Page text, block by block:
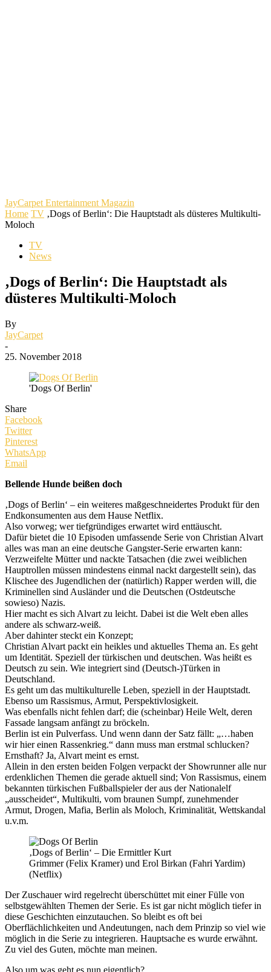
JayCarpet Entertainment Magazin
Home TV ‚Dogs of Berlin‘: Die Hauptstadt als düsteres Multikulti-
Moloch
TV
News
‚Dogs of Berlin‘: Die Hauptstadt als
düsteres Multikulti-Moloch
By
JayCarpet
-
25. November 2018
'Dogs Of Berlin'
Share
Facebook
Twitter
Pinterest
WhatsApp
Email
Bellende Hunde beißen doch
‚Dogs of Berlin‘ – ein weiteres maßgeschneidertes Produkt für den
Endkonsumenten aus dem Hause Netflix.
Also vorweg; wer tiefgründiges erwartet wird enttäuscht.
Dafür bietet die 10 Episoden umfassende Serie von Christian Alvart
alles was man an eine deutsche Gangster-Serie erwarten kann:
Verzweifelte Mütter und nackte Tatsachen (die zwei weiblichen
Hauptrollen müssen mindestens einmal nackt dargestellt sein), das
Klischee des Jugendlichen der (natürlich) Rapper werden will, die
Kriminellen sind Ausländer und die Deutschen (Ostdeutsche
sowieso) Nazis.
Hier macht es sich Alvart zu leicht. Dabei ist die Welt eben alles
andere als schwarz-weiß.
Aber dahinter steckt ein Konzept;
Christian Alvart packt ein heikles und aktuelles Thema an. Es geht
um Identität. Speziell der türkischen und deutschen. Was heißt es
Deutsch zu sein. Wie integriert sind (Deutsch-)Türken in
Deutschland.
Es geht um das multikulturelle Leben, speziell in der Hauptstadt.
Ebenso um Rassismus, Armut, Perspektivlosigkeit.
Was ebenfalls nicht fehlen darf; die (scheinbar) Heile Welt, deren
Fassade langsam anfängt zu bröckeln.
Berlin ist ein Pulverfass. Und wenn dann der Satz fällt: „…haben
wir hier einen Rassenkrieg.“ dann muss man erstmal schlucken?
Ernsthaft? Ja, Alvart meint es ernst.
Allein in den ersten beiden Folgen verpackt der Showrunner alle nur
erdenklichen Themen die gerade aktuell sind; Von Rassismus, einem
bekannten türkischen Fußballspieler der aus der Nationalelf
„ausscheidet“, Multikulti, vom braunen Sumpf, zunehmender
Armut, Drogen, Mafia, Berlin als Moloch, Kriminalität, Wettskandal
u.v.m.
‚Dogs of Berlin‘ – Die Ermittler Kurt
Grimmer (Felix Kramer) und Erol Birkan (Fahri Yardim)
(Netflix)
Der Zuschauer wird regelrecht überschüttet mit einer Fülle von
selbstgewählten Themen der Serie. Es ist gar nicht möglich tiefer in
diese Geschichten einzutauchen. So bleibt es oft bei
Oberflächlichkeiten und Andeutungen, nach dem Prinzip so viel wie
möglich in die Serie zu integrieren. Hauptsache es wurde erwähnt.
Zu viel des Guten, möchte man meinen.
Also um was geht es nun eigentlich?